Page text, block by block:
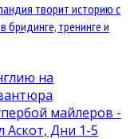
творит историю с
тренинге и